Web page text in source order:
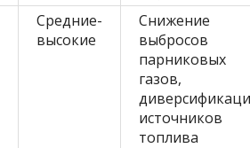
Средние-
высокие
Снижение
выбросов
парниковых
газов,
источников
топлива